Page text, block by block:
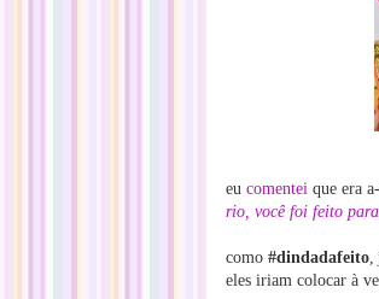
eu comentei que era
rio, você foi feito
como #dindadafeito,
eles iriam colocar à